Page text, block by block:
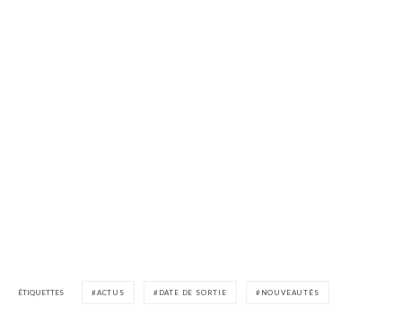
ÉTIQUETTES ACTUS DATE DE SORTIE NOUVEAUTÉS